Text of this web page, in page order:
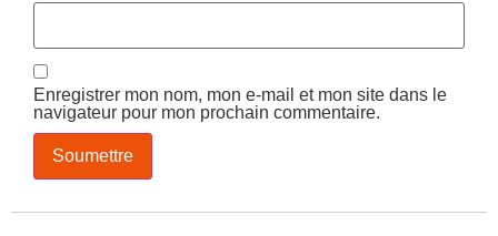
Enregistrer mon nom, mon e-mail et mon site dans le
navigateur pour mon prochain commentaire.